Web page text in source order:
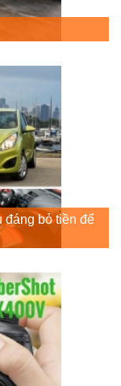
đáng bỏ tiền để